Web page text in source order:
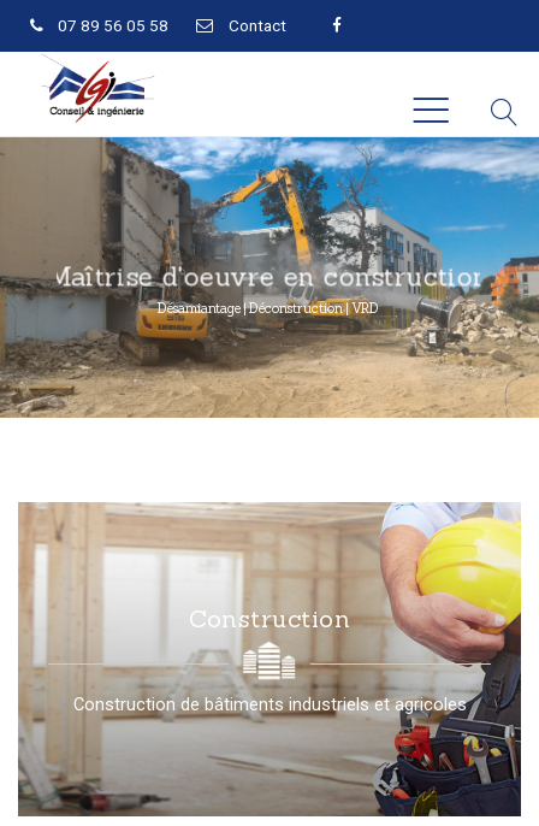
07 89 56 05 58 Contact
Maîtrise d'oeuvre en construction
Désamiantage | Déconstruction | VRD
Construction
Construction de bâtiments industriels et agricoles